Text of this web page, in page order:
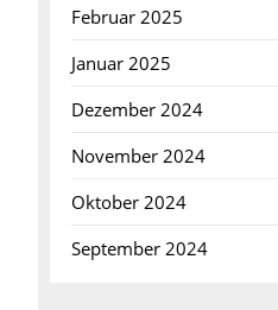
Februar 2025
Januar 2025
Dezember 2024
November 2024
Oktober 2024
September 2024